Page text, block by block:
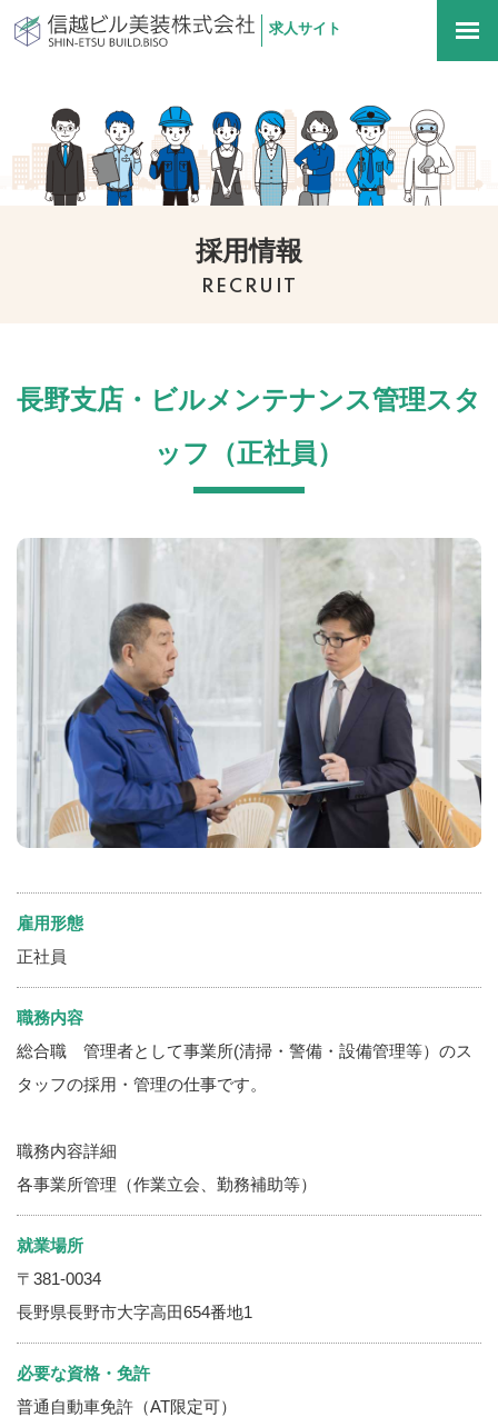
信越ビル美装株式会社
求人サイト
採用情報
RECRUIT
長野支店・ビルメンテナンス管理スタ
ッフ（正社員）
雇用形態
正社員
職務内容
総合職 管理者として事業所(清掃・警備・設備管理等）のス
タッフの採用・管理の仕事です。
職務内容詳細
各事業所管理（作業立会、勤務補助等）
就業場所
〒381-0034
長野県長野市大字高田654番地1
必要な資格・免許
普通自動車免許（AT限定可）